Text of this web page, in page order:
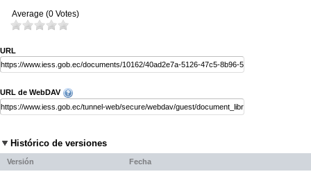
Average (0 Votes)
URL
URL de WebDAV
Histórico de versiones
Versión Fecha